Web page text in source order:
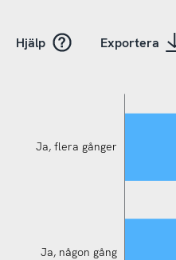
Hjälp Exportera
Ja, flera gånger
Ja, någon gång